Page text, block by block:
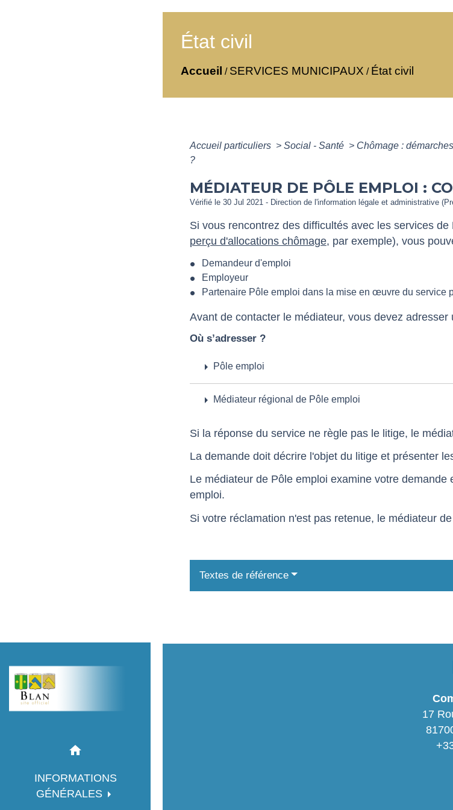
home
INFORMATIONS
GÉNÉRALES
État civil
Accueil / SERVICES MUNICIPAUX / État civil
Accueil particuliers > Social - Santé > Chômage :
?
MÉDIATEUR DE PÔLE EMPLOI :
Vérifié le 30 Jul 2021 - Direction de l'information légale et administrative
Si vous rencontrez des difficultés avec les services de
perçu d'allocations chômage, par exemple), vous
Demandeur d'emploi
Employeur
Partenaire Pôle emploi dans la mise en œuvre du service
Avant de contacter le médiateur, vous devez
Où s’adresser ?
arrow_right Pôle emploi
arrow_right Médiateur régional de Pôle emploi
Si la réponse du service ne règle pas le litige, le
La demande doit décrire l'objet du litige et présenter
Le médiateur de Pôle emploi examine votre
emploi.
Si votre réclamation n'est pas retenue, le médiateur
Textes de référence
17